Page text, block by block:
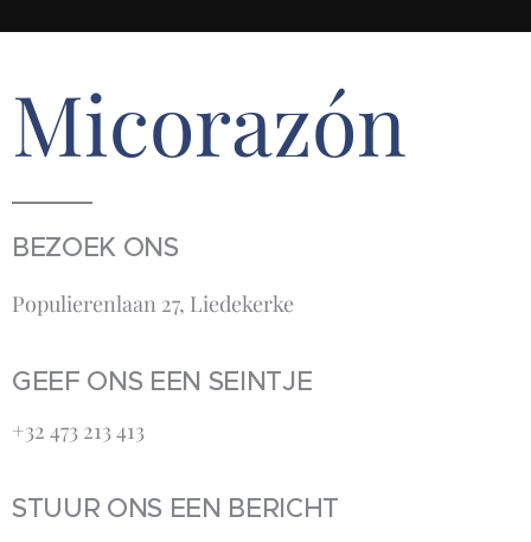
Micorazón
BEZOEK ONS
Populierenlaan 27, Liedekerke
GEEF ONS EEN SEINTJE
+32 473 213 413‬
STUUR ONS EEN BERICHT